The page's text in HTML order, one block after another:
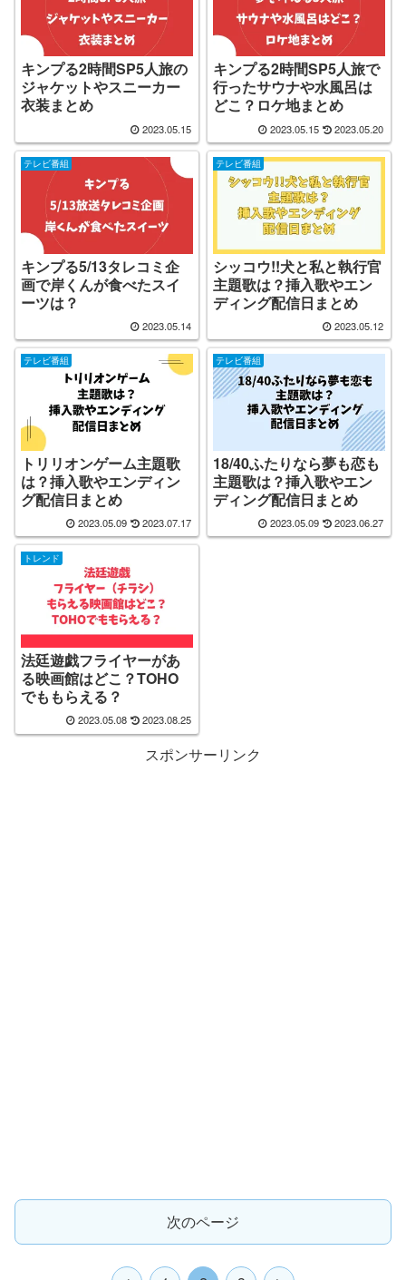
キンプる2時間SP5人旅の
ジャケットやスニーカー
衣装まとめ
2023.05.15
キンプる2時間SP5人旅で
行ったサウナや水風呂は
どこ？ロケ地まとめ
2023.05.15 2023.05.20
テレビ番組
キンプる5/13タレコミ企
画で岸くんが食べたスイ
ーツは？
2023.05.14
テレビ番組
シッコウ!!犬と私と執行官
主題歌は？挿入歌やエン
ディング配信日まとめ
2023.05.12
テレビ番組
トリリオンゲーム主題歌
は？挿入歌やエンディン
グ配信日まとめ
2023.05.09 2023.07.17
テレビ番組
18/40ふたりなら夢も恋も
主題歌は？挿入歌やエン
ディング配信日まとめ
2023.05.09 2023.06.27
トレンド
法廷遊戯フライヤーがあ
る映画館はどこ？TOHO
でももらえる？
2023.05.08 2023.08.25
スポンサーリンク
次のページ